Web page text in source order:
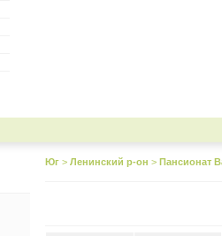
Юг > Ленинский р-он > Пансионат